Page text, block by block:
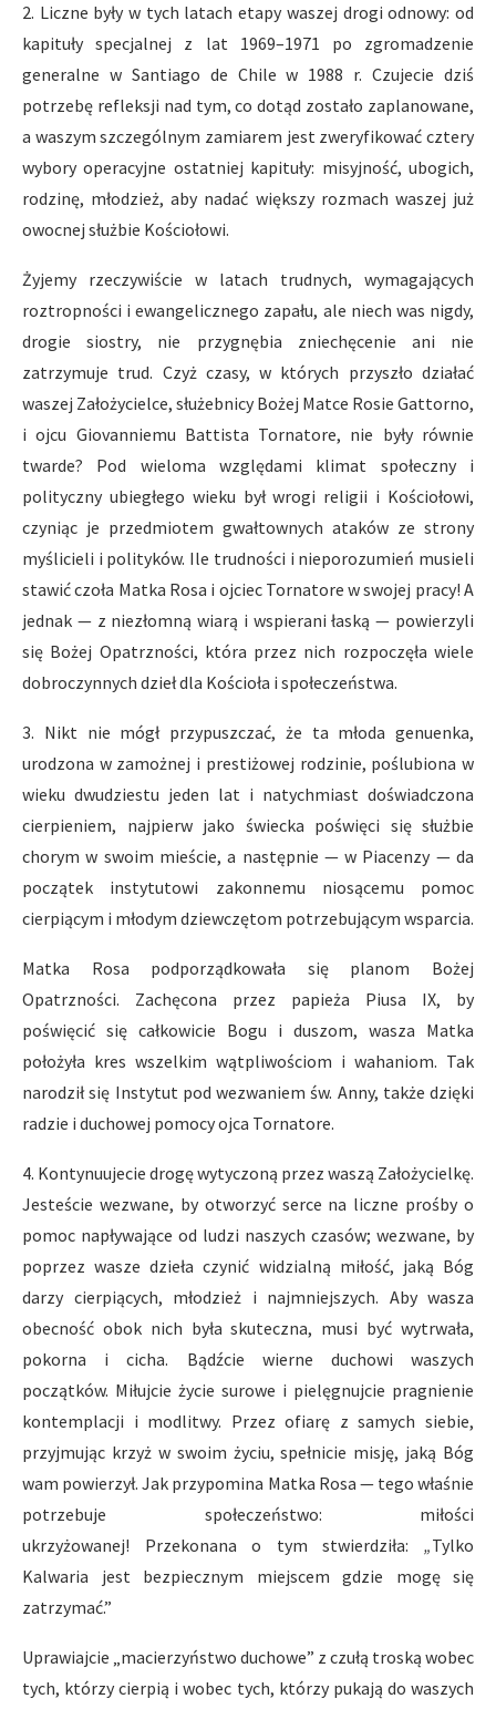
2. Liczne były w tych latach etapy waszej drogi odnowy: od
kapituły specjalnej z lat 1969–1971 po zgromadzenie
generalne w Santiago de Chile w 1988 r. Czujecie dziś
potrzebę refleksji nad tym, co dotąd zostało zaplanowane,
a waszym szczególnym zamiarem jest zweryfikować cztery
wybory operacyjne ostatniej kapituły: misyjność, ubogich,
rodzinę, młodzież, aby nadać większy rozmach waszej już
owocnej służbie Kościołowi.
Żyjemy rzeczywiście w latach trudnych, wymagających
roztropności i ewangelicznego zapału, ale niech was nigdy,
drogie siostry, nie przygnębia zniechęcenie ani nie
zatrzymuje trud. Czyż czasy, w których przyszło działać
waszej Założycielce, służebnicy Bożej Matce Rosie Gattorno,
i ojcu Giovanniemu Battista Tornatore, nie były równie
twarde? Pod wieloma względami klimat społeczny i
polityczny ubiegłego wieku był wrogi religii i Kościołowi,
czyniąc je przedmiotem gwałtownych ataków ze strony
myślicieli i polityków. Ile trudności i nieporozumień musieli
stawić czoła Matka Rosa i ojciec Tornatore w swojej pracy! A
jednak — z niezłomną wiarą i wspierani łaską — powierzyli
się Bożej Opatrzności, która przez nich rozpoczęła wiele
dobroczynnych dzieł dla Kościoła i społeczeństwa.
3. Nikt nie mógł przypuszczać, że ta młoda genuenka,
urodzona w zamożnej i prestiżowej rodzinie, poślubiona w
wieku dwudziestu jeden lat i natychmiast doświadczona
cierpieniem, najpierw jako świecka poświęci się służbie
chorym w swoim mieście, a następnie — w Piacenzy — da
początek instytutowi zakonnemu niosącemu pomoc
cierpiącym i młodym dziewczętom potrzebującym wsparcia.
Matka Rosa podporządkowała się planom Bożej
Opatrzności. Zachęcona przez papieża Piusa IX, by
poświęcić się całkowicie Bogu i duszom, wasza Matka
położyła kres wszelkim wątpliwościom i wahaniom. Tak
narodził się Instytut pod wezwaniem św. Anny, także dzięki
radzie i duchowej pomocy ojca Tornatore.
4. Kontynuujecie drogę wytyczoną przez waszą Założycielkę.
Jesteście wezwane, by otworzyć serce na liczne prośby o
pomoc napływające od ludzi naszych czasów; wezwane, by
poprzez wasze dzieła czynić widzialną miłość, jaką Bóg
darzy cierpiących, młodzież i najmniejszych. Aby wasza
obecność obok nich była skuteczna, musi być wytrwała,
pokorna i cicha. Bądźcie wierne duchowi waszych
początków. Miłujcie życie surowe i pielęgnujcie pragnienie
kontemplacji i modlitwy. Przez ofiarę z samych siebie,
przyjmując krzyż w swoim życiu, spełnicie misję, jaką Bóg
wam powierzył. Jak przypomina Matka Rosa — tego właśnie
potrzebuje społeczeństwo: miłości
ukrzyżowanej! Przekonana o tym stwierdziła: „Tylko
Kalwaria jest bezpiecznym miejscem gdzie mogę się
zatrzymać.”
Uprawiajcie „macierzyństwo duchowe” z czułą troską wobec
tych, którzy cierpią i wobec tych, którzy pukają do waszych